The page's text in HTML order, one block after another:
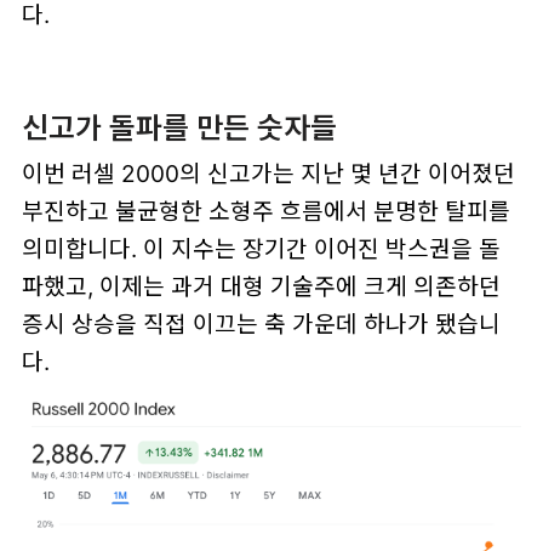
다.
신고가 돌파를 만든 숫자들
이번 러셀 2000의 신고가는 지난 몇 년간 이어졌던
부진하고 불균형한 소형주 흐름에서 분명한 탈피를
의미합니다. 이 지수는 장기간 이어진 박스권을 돌
파했고, 이제는 과거 대형 기술주에 크게 의존하던
증시 상승을 직접 이끄는 축 가운데 하나가 됐습니
다.